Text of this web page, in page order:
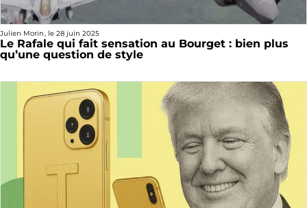
Julien Morin, le 28 juin 2025
Le Rafale qui fait sensation au Bourget : bien plus
qu’une question de style